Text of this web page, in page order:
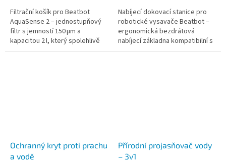
Filtrační košík pro Beatbot
AquaSense 2 – jednostupňový
filtr s jemností 150 µm a
kapacitou 2 l, který spolehlivě
zachytí nečistoty a usnadňuje
Nabíjecí dokovací stanice pro
robotické vysavače Beatbot –
ergonomická bezdrátová
nabíjecí základna kompatibilní s
modely AquaSense 2,
Ochranný kryt proti prachu
a vodě
Přírodní projasňovač vody
– 3v1